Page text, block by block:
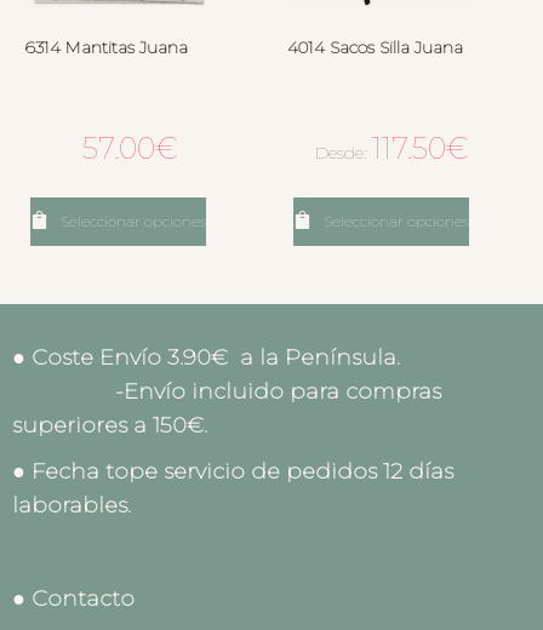
6314 Mantitas Juana
57.00€
Seleccionar opciones
4014 Sacos Silla Juana
Desde: 117.50€
Seleccionar opciones
● Coste Envío 3.90€ a la Península.
-Envío incluido para compras
superiores a 150€.
● Fecha tope servicio de pedidos 12 días
laborables.
● Contacto